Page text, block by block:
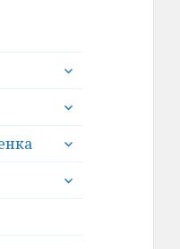
раскрыть
меню
раскрыть
меню
раскрыть
меню
раскрыть